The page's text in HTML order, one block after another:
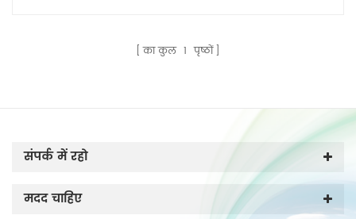
का कुल 1 पृष्ठों
संपर्क में रहो
मदद चाहिए